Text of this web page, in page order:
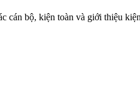
bộ, kiện toàn và giới thiệu